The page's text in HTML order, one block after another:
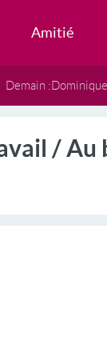
Amitié
Demain :Dominique
/ Au